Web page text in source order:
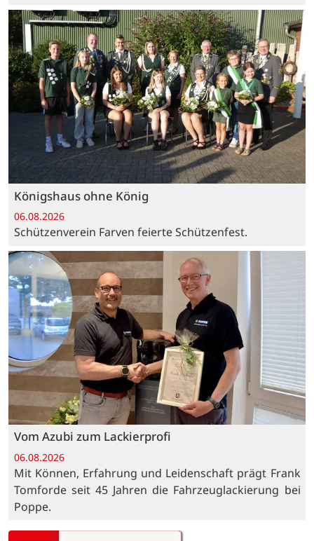
Königshaus ohne König
06.08.2026
Schützenverein Farven feierte Schützenfest.
Vom Azubi zum Lackierprofi
06.08.2026
Mit Können, Erfahrung und Leidenschaft prägt Frank
Tomforde seit 45 Jahren die Fahrzeuglackierung bei
Poppe.